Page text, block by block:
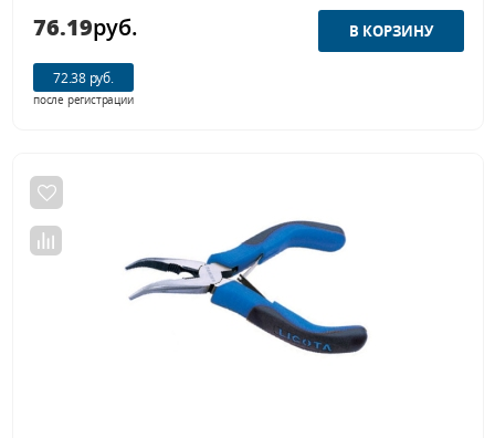
76.19руб.
72.38 руб.
после регистрации